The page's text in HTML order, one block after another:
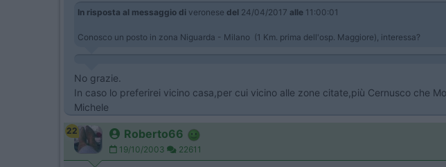
In risposta al messaggio di veronese del 24/04/2017 alle 11:00:01
Conosco un posto in zona Niguarda - Milano (1 Km. prima dell'osp. Maggiore), interessa?
No grazie.
In caso lo preferirei vicino casa,per cui vicino alle zone citate,più Cernusco che
Michele
22 Roberto66
19/10/2003 22611